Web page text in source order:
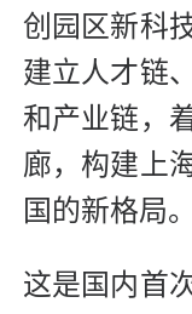
创园区新科
建立人才链
和产业链，
廊，构建上
国的新格局。
这是国内首